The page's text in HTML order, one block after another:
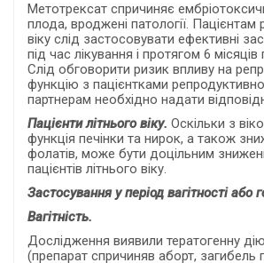
Метотрексат спричиняє
плода, вроджені патології. Пацієнтам
віку слід застосовувати ефективні
під час лікування і протягом 6 місяців
Слід обговорити ризик впливу на
функцію з пацієнтками
партнерам необхідно надати
Пацієнти літнього віку. Оскільки з
функція печінки та нирок, а також
фолатів, може бути доцільним
пацієнтів літнього віку.
Застосування у період вагітності або
Вагітність.
Дослідження виявили тератогенну
(препарат спричиняв аборт, загибель